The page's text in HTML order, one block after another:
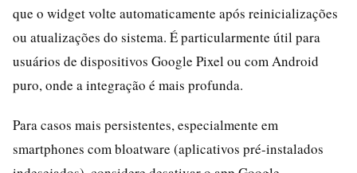
que o widget volte automaticamente após reinicializações
ou atualizações do sistema. É particularmente útil para
usuários de dispositivos Google Pixel ou com Android
puro, onde a integração é mais profunda.
Para casos mais persistentes, especialmente em
smartphones com bloatware (aplicativos pré-instalados